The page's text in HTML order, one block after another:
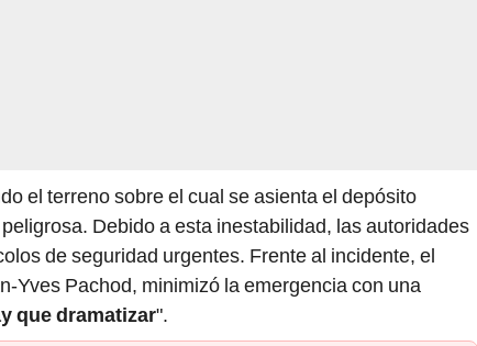
el terreno sobre el cual se asienta el depósito
Debido a esta inestabilidad, las autoridades
de seguridad urgentes. Frente al incidente, el
Yves Pachod, minimizó la emergencia con una
que dramatizar".